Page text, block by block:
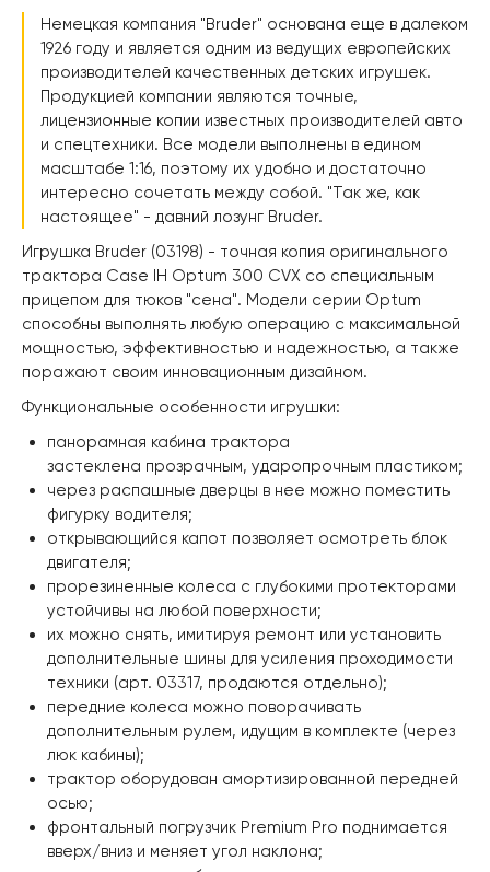
Немецкая компания "Bruder" основана еще в далеком
1926 году и является одним из ведущих европейских
производителей качественных детских игрушек.
Продукцией компании являются точные,
лицензионные копии известных производителей авто
и спецтехники. Все модели выполнены в едином
масштабе 1:16, поэтому их удобно и достаточно
интересно сочетать между собой. "Так же, как
настоящее" - давний лозунг Bruder.
Игрушка Bruder (03198) - точная копия оригинального
трактора Case IH Optum 300 CVX со специальным
прицепом для тюков "сена". Модели серии Optum
способны выполнять любую операцию с максимальной
мощностью, эффективностью и надежностью, а также
поражают своим инновационным дизайном.
Функциональные особенности игрушки:
панорамная кабина трактора
застеклена прозрачным, ударопрочным пластиком;
через распашные дверцы в нее можно поместить
фигурку водителя;
открывающийся капот позволяет осмотреть блок
двигателя;
прорезиненные колеса с глубокими протекторами
устойчивы на любой поверхности;
их можно снять, имитируя ремонт или установить
дополнительные шины для усиления проходимости
техники (арт. 03317, продаются отдельно);
передние колеса можно поворачивать
дополнительным рулем, идущим в комплекте (через
люк кабины);
трактор оборудован амортизированной передней
осью;
фронтальный погрузчик Premium Pro поднимается
вверх/вниз и меняет угол наклона;